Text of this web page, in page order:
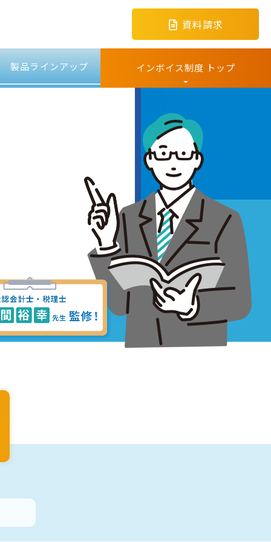
資料請求
製品ラインアップ インボイス制度 トップ